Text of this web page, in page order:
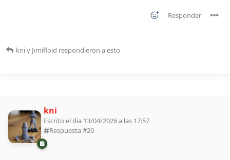
Responder
kniy Jimifloid respondieron a esto
kni
Escrito el día 13/04/2026 a las 17:57
Respuesta #20